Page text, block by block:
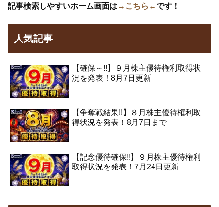
記事検索しやすいホーム画面は →こちら←です！
人気記事
【確保～!!】９月株主優待権利取得状
況を発表！8月7日更新
【争奪戦結果!!】８月株主優待権利取
得状況を発表！8月7日まで
【記念優待確保!!】９月株主優待権利
取得状況を発表！7月24日更新